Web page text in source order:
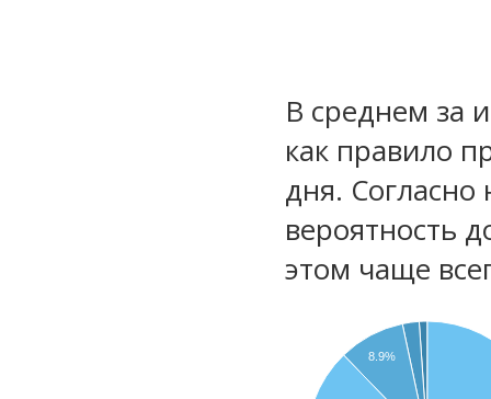
В среднем за
как правило
дня.
вероятность
этом чаще
8.9%